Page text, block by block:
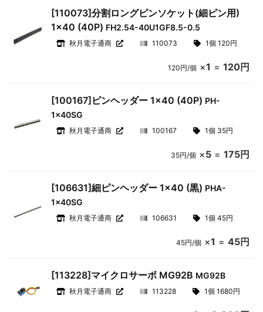
[110073]分割ロングピンソケット(細ピン用)
1×40 (40P) FH2.54-40U1GF8.5-0.5
秋月電子通商 110073 1個 120円
120円/個 ×1 = 120円
[100167]ピンヘッダー 1×40 (40P) PH-
1x40SG
秋月電子通商 100167 1個 35円
35円/個 ×5= 175円
[106631]細ピンヘッダー 1×40 (黒) PHA-
1x40SG
秋月電子通商 106631 1個 45円
45円/個 ×1 = 45円
[113228]マイクロサーボ MG92B MG92B
秋月電子通商 113228 1個 1680円